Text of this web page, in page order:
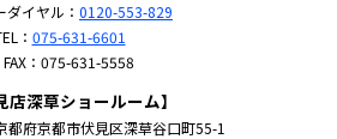
ダイヤル： 0120-553-829
： 075-631-6601
FAX：075-631-5558
店深草ショールーム】
都府京都市伏見区深草谷口町55-1